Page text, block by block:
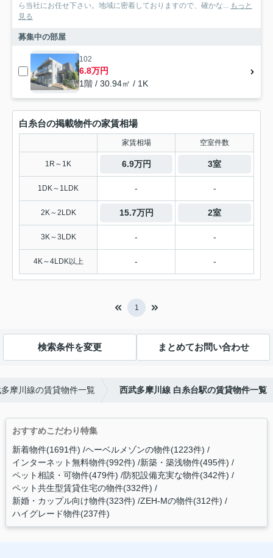
ら当社にお任せ下さい。地域に密着しておりますので、確かな... もっと
見る
募集中の部屋
102
6.8万円
1階 / 30.94㎡ / 1K
白糸台の掲載物件の家賃相場
家賃相場 空室件数
1R～1K 6.9万円 3室
1DK～1LDK - -
2K～2LDK 15.7万円 2室
3K～3LDK - -
4K～4LDK以上 - -
1
検索条件を変更 まとめてお問い合わせ
摩川線の賃貸物件一覧 西武多摩川線 白糸台駅の賃貸物件一覧
おすすめこだわり特集
新着物件(1691件) ヘーベルメゾンの物件(1223件)
インターネット無料物件(992件) 新築・築浅物件(495件)
ペット相談・可物件(479件) 防犯設備充実な物件(342件)
ペット共生型賃貸住宅の物件(332件)
新婚・カップル向け物件(323件) ZEH-Mの物件(312件)
ハイグレード物件(237件)